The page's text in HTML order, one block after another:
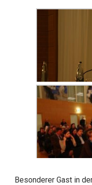
Besonderer Gast in